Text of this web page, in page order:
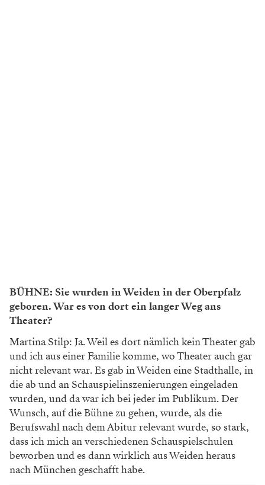
BÜHNE: Sie wurden in Weiden in der Oberpfalz
geboren. War es von dort ein langer Weg ans
Theater?
Martina Stilp: Ja. Weil es dort nämlich kein Theater gab
und ich aus einer Familie komme, wo Theater auch gar
nicht relevant war. Es gab in Weiden eine Stadthalle, in
die ab und an Schauspielinszenierungen eingeladen
wurden, und da war ich bei jeder im Publikum. Der
Wunsch, auf die Bühne zu gehen, wurde, als die
Berufswahl nach dem Abitur relevant wurde, so stark,
dass ich mich an verschiedenen Schauspielschulen
beworben und es dann wirklich aus Weiden heraus
nach München geschafft habe.